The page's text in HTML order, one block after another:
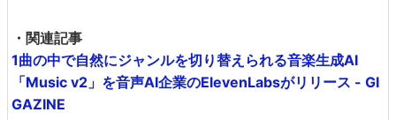
・関連記事
1曲の中で自然にジャンルを切り替えられる音楽生成AI
「Music v2」を音声AI企業のElevenLabsがリリース - GI
GAZINE